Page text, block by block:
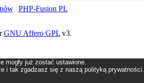
mogły już zostać ustawione.
i tak zgadzasz się z naszą polityką prywatności.
| PHP-Fusion PL
GNU Affero GPL v3.